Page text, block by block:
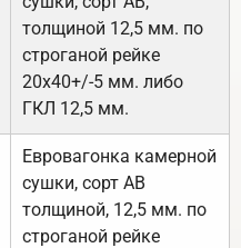
толщиной 12,5 мм. по
строганой рейке
20х40+/-5 мм. либо
ГКЛ 12,5 мм.
Евровагонка камерной
сушки, сорт АВ
толщиной, 12,5 мм. по
строганой рейке